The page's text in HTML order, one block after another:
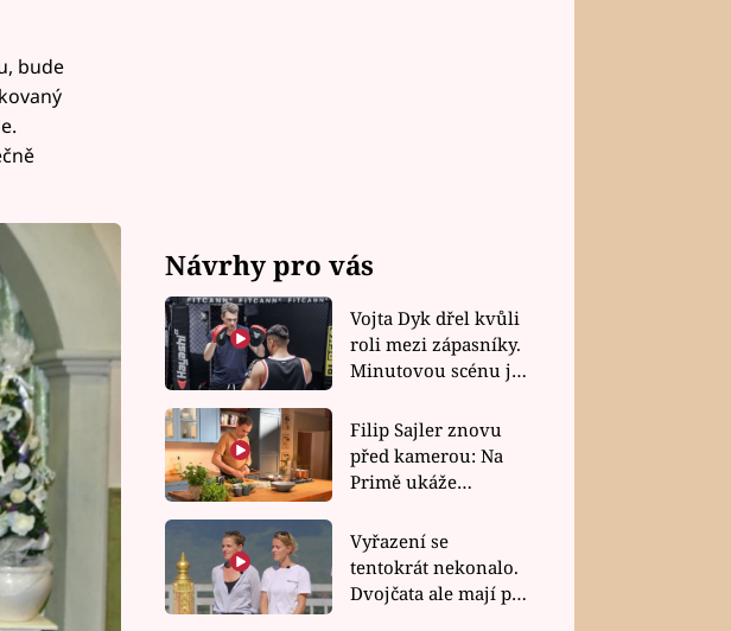
bude
Návrhy pro vás
Vojta Dyk dřel kvůli
roli mezi zápasníky.
Minutovou scénu jel
Filip Sajler znovu
před kamerou: Na
Primě ukáže
rychlé recepty
Vyřazení se
tentokrát nekonalo.
Dvojčata ale mají po